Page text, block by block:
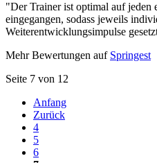
"Der Trainer ist optimal auf jeden
eingegangen, sodass jeweils
Weiterentwicklungsimpulse
Mehr Bewertungen auf Springest
Seite 7 von 12
Anfang
Zurück
4
5
6